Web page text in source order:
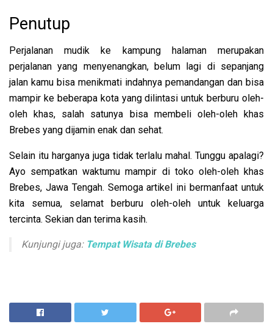
Penutup
Perjalanan mudik ke kampung halaman merupakan
perjalanan yang menyenangkan, belum lagi di sepanjang
jalan kamu bisa menikmati indahnya pemandangan dan bisa
mampir ke beberapa kota yang dilintasi untuk berburu oleh-
oleh khas, salah satunya bisa membeli oleh-oleh khas
Brebes yang dijamin enak dan sehat.
Selain itu harganya juga tidak terlalu mahal. Tunggu apalagi?
Ayo sempatkan waktumu mampir di toko oleh-oleh khas
Brebes, Jawa Tengah. Semoga artikel ini bermanfaat untuk
kita semua, selamat berburu oleh-oleh untuk keluarga
tercinta. Sekian dan terima kasih.
Kunjungi juga: Tempat Wisata di Brebes